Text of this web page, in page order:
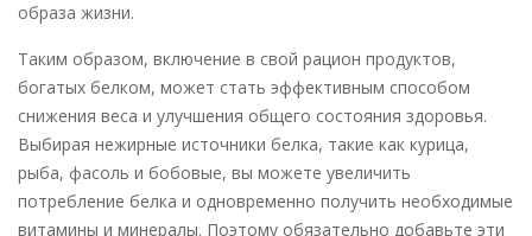
образа жизни.
Таким образом, включение в свой рацион продуктов,
богатых белком, может стать эффективным способом
снижения веса и улучшения общего состояния здоровья.
Выбирая нежирные источники белка, такие как курица,
рыба, фасоль и бобовые, вы можете увеличить
потребление белка и одновременно получить необходимые
витамины и минералы. Поэтому обязательно добавьте эти